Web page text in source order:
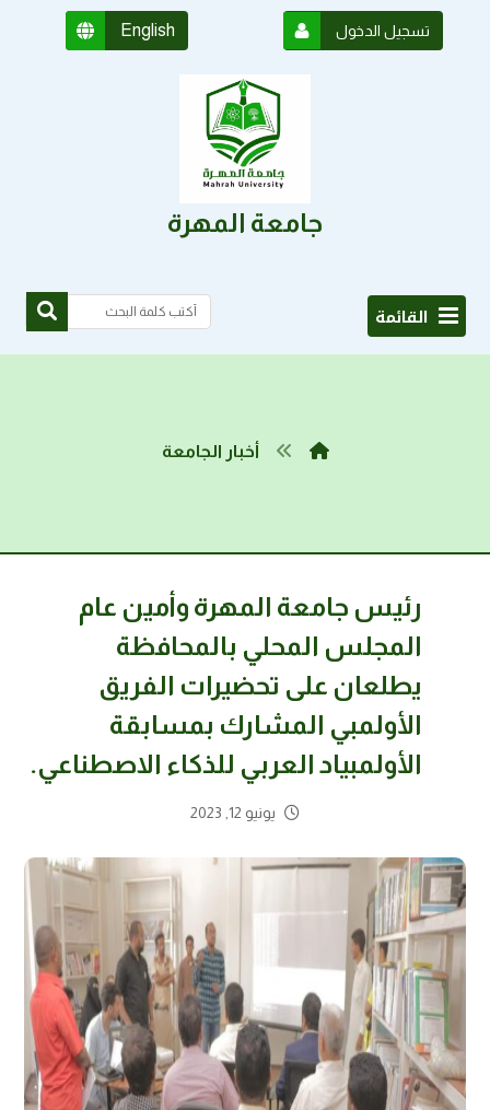
English تسجيل الدخول
جامعة المهرة
القائمة
أخبار الجامعة
رئيس جامعة المهرة وأمين عام
المجلس المحلي بالمحافظة
يطلعان على تحضيرات الفريق
الأولمبي المشارك بمسابقة
الأولمبياد العربي للذكاء الاصطناعي.
يونيو 12, 2023